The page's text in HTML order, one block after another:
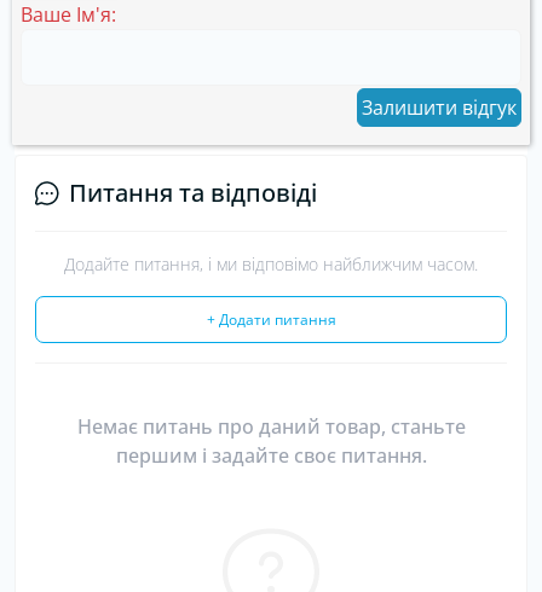
Ваше Ім'я:
Залишити відгук
Питання та відповіді
Додайте питання, і ми відповімо найближчим часом.
+ Додати питання
Немає питань про даний товар, станьте
першим і задайте своє питання.